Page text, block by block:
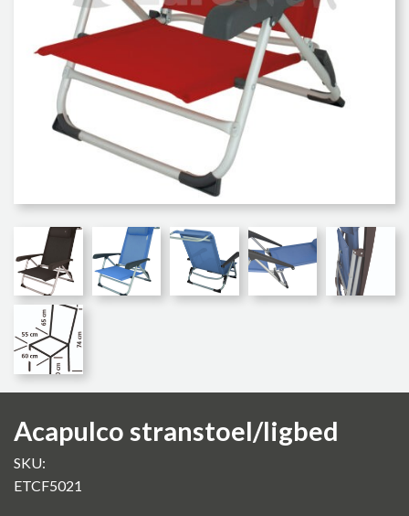
Acapulco stranstoel/ligbed
SKU:
ETCF5021